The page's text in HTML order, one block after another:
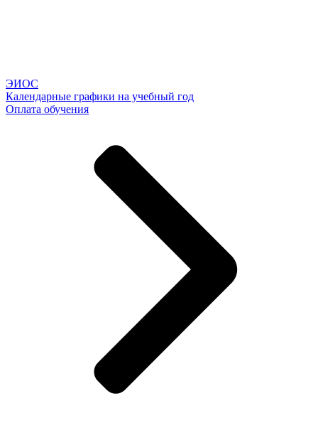
ЭИОС
Календарные графики на учебный год
Оплата обучения